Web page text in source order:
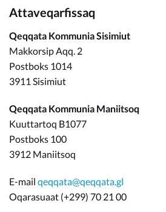
Attaveqarfissaq
Qeqqata Kommunia Sisimiut
Makkorsip Aqq. 2
Postboks 1014
3911 Sisimiut
Qeqqata Kommunia Maniitsoq
Kuuttartoq B1077
Postboks 100
3912 Maniitsoq
E-mail qeqqata@qeqqata.gl
Oqarasuaat (+299) 70 21 00